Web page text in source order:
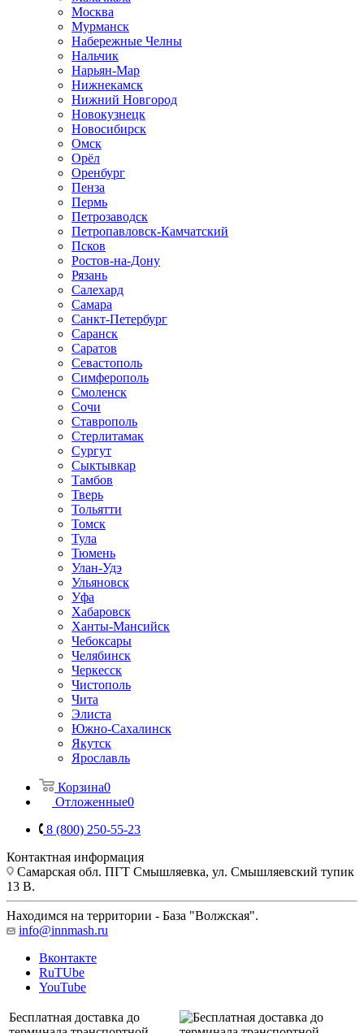
Москва
Мурманск
Набережные Челны
Нальчик
Нарьян-Мар
Нижнекамск
Нижний Новгород
Новокузнецк
Новосибирск
Омск
Орёл
Оренбург
Пенза
Пермь
Петрозаводск
Петропавловск-Камчатский
Псков
Ростов-на-Дону
Рязань
Салехард
Самара
Санкт-Петербург
Саранск
Саратов
Севастополь
Симферополь
Смоленск
Сочи
Ставрополь
Стерлитамак
Сургут
Сыктывкар
Тамбов
Тверь
Тольятти
Томск
Тула
Тюмень
Улан-Удэ
Ульяновск
Уфа
Хабаровск
Ханты-Мансийск
Чебоксары
Челябинск
Черкесск
Чистополь
Чита
Элиста
Южно-Сахалинск
Якутск
Ярославль
Корзина0
Отложенные0
8 (800) 250-55-23
Контактная информация
Самарская обл. ПГТ Смышляевка, ул. Смышляевский тупик
13 В.
Находимся на территории - База "Волжская".
info@innmash.ru
Вконтакте
RuTUbe
YouTube
Бесплатная доставка до